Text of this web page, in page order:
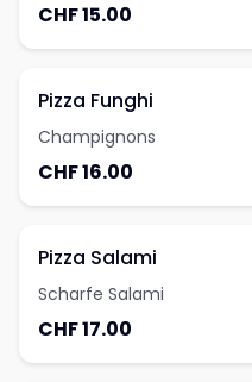
CHF 15.00
Pizza Funghi
Champignons
CHF 16.00
Pizza Salami
Scharfe Salami
CHF 17.00